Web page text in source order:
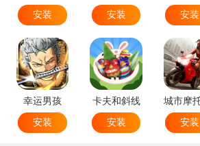
安装
安装
安装
幸运男孩
安装
卡夫和斜线
安装
安装